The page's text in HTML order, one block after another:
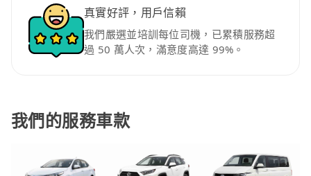
真實好評，用戶信賴
我們嚴選並培訓每位司機，已累積服務超
過 50 萬人次，滿意度高達 99%。
我們的服務車款